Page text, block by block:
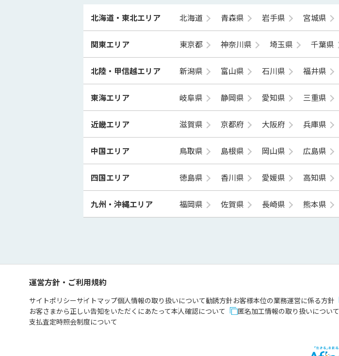
北海道・東北エリア 北海道 青森県 岩手県 宮城県
関東エリア 東京都 神奈川県 埼玉県 千葉県
北陸・甲信越エリア 新潟県 富山県 石川県 福井県
東海エリア 岐阜県 静岡県 愛知県 三重県
近畿エリア 滋賀県 京都府 大阪府 兵庫県
中国エリア 鳥取県 島根県 岡山県 広島県
四国エリア 徳島県 香川県 愛媛県 高知県
九州・沖縄エリア 福岡県 佐賀県 長崎県 熊本県
運営方針・ご利用規約
サイトポリシーサイトマップ個人情報の取り扱いについて勧誘方針お客様本位の業務運営に係る方針
お客さまから正しい告知をいただくにあたって本人確認について 匿名加工情報の取り扱いについて
支払査定時照会制度について